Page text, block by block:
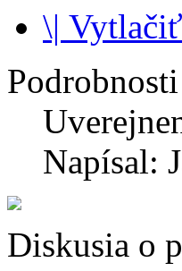
\|
Podrobnosti
Napísal:
Diskusia o